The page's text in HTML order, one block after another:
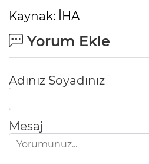
Kaynak: İHA
Yorum Ekle
Adınız Soyadınız
Mesaj